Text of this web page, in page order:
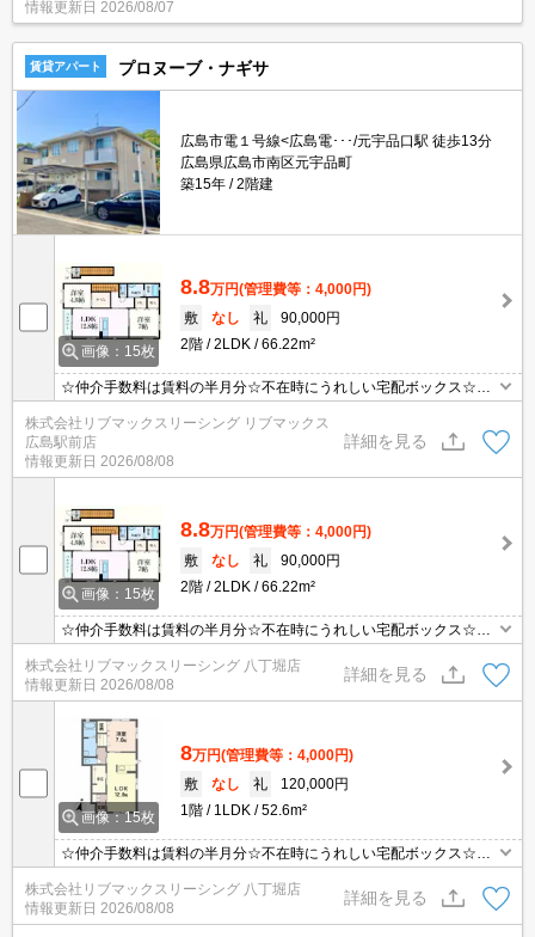
ン付き☆
情報更新日 2026/08/07
賃貸アパート プロヌーブ・ナギサ
広島市電１号線<広島電･･･/元宇品口駅 徒歩13分
広島県広島市南区元宇品町
築15年
2階建
画像：15枚
8.8万円(管理費等：4,000円)
敷
なし 礼
90,000円
2階
2LDK 66.22m²
☆仲介手数料は賃料の半月分☆不在時にうれしい宅配ボックス☆ネ
ット使用料無料☆オール電化☆浴室乾燥機や温水洗浄便座などの人
気の室内設備あり☆ウォークインクローゼットあり☆TV付きインタ
ーホンでセキュリティは安心☆彡
株式会社リブマックスリーシング リブマックス
広島駅前店
情報更新日 2026/08/08
詳細を見る
画像：15枚
8.8万円(管理費等：4,000円)
敷
なし 礼
90,000円
2階
2LDK 66.22m²
☆仲介手数料は賃料の半月分☆不在時にうれしい宅配ボックス☆ネ
ット使用料無料☆オール電化☆浴室乾燥機や温水洗浄便座などの人
気の室内設備あり☆ウォークインクローゼットあり☆TV付きインタ
ーホンでセキュリティは安心☆彡
株式会社リブマックスリーシング 八丁堀店
情報更新日 2026/08/08
詳細を見る
画像：15枚
8万円(管理費等：4,000円)
敷
なし 礼
120,000円
1階
1LDK 52.6m²
☆仲介手数料は賃料の半月分☆不在時にうれしい宅配ボックス☆ネ
ット使用料無料☆オール電化☆浴室乾燥機や温水洗浄便座などの人
気の室内設備あり☆ウォークインクローゼットあり☆TV付きインタ
ーホンでセキュリティは安心☆彡
株式会社リブマックスリーシング 八丁堀店
情報更新日 2026/08/08
詳細を見る